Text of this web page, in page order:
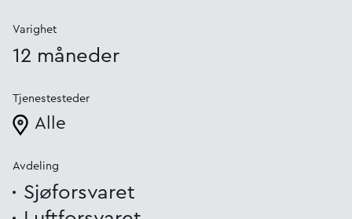
Varighet
12 måneder
Tjenestesteder
Alle
Avdeling
Sjøforsvaret